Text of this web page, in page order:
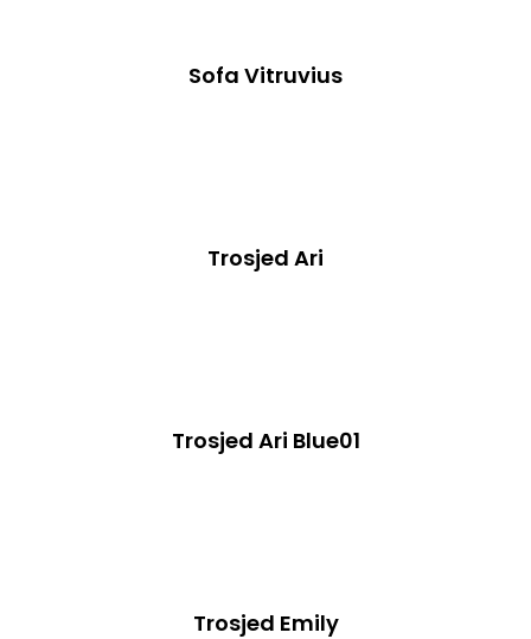
Sofa Vitruvius
Trosjed Ari
Trosjed Ari Blue01
Trosjed Emily